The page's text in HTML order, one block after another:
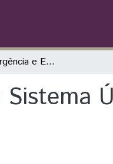
Internato de Urgência e Emergência no Sistema Único de Saúde: Relatos de Vivências